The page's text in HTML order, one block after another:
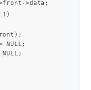
>data;
1)